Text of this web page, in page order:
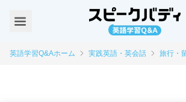
英語学習Q&Aホーム 実践英語・英会話 旅行・